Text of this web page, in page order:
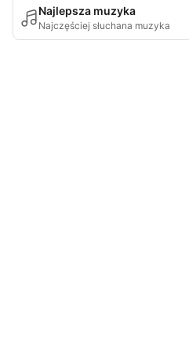
Najlepsza muzyka
Najczęściej słuchana muzyka